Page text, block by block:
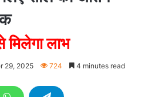
मिलेगा लाभ
29, 2025 724 4 minutes read